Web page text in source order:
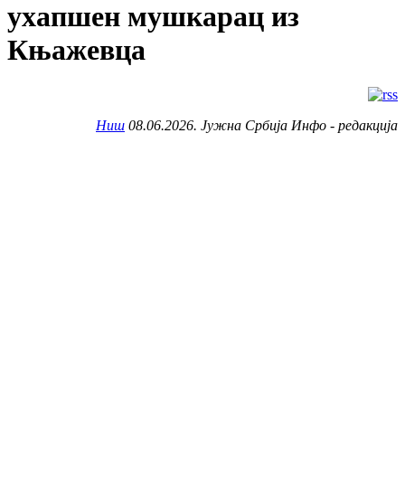
ухапшен мушкарац из
Књажевца
Ниш 08.06.2026. Јужна Србија Инфо - редакција